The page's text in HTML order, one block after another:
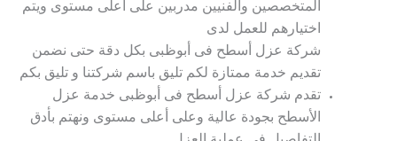
المتخصصين والفنيين مدربين على أعلى مستوى ويتم
اختيارهم للعمل لدى
شركة عزل أسطح فى أبوظبى بكل دقة حتى نضمن
تقديم خدمة ممتازة لكم تليق باسم شركتنا و تليق بكم
تقدم شركة عزل أسطح فى أبوظبى خدمة عزل
الأسطح بجودة عالية وعلى أعلى مستوى ونهتم بأدق